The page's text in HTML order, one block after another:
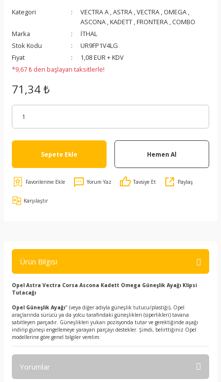
Kategori VECTRA A ,ASTRA ,VECTRA , OMEGA ,
ASCONA ,KADETT ,FRONTERA , COMBO
Marka
İTHAL
Stok Kodu
UR9FP1V4LG
Fiyat
1,08 EUR + KDV
*9,67 ₺ den başlayan taksitlerle!
71,34 ₺
Sepete Ekle Hemen Al
Yorum Yaz Tavsiye Et Paylaş
Karşılaştır
Ürün Bilgisi
Opel Astra Vectra Corsa Ascona Kadett Omega Güneşlik Ayağı Klipsi
Tutacağı
Opel Güneşlik Ayağı" (veya diğer adıyla güneşlik tutucu/plastiği), Opel
araçlarında sürücü ya da yolcu tarafındaki güneşlikleri (siperlikleri) tavana
sabitleyen parçadır. Güneşlikleri yukarı pozisyonda tutar ve gerektiğinde aşağı
indirip güneşi engellemeye yarayan parçayı destekler. Şimdi, belirttiğiniz Opel
modellerine göre genel bilgiler verelim:
Yorumlar